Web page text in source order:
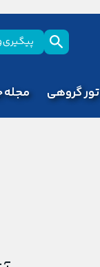
پیگیری
تور گروهی مجله